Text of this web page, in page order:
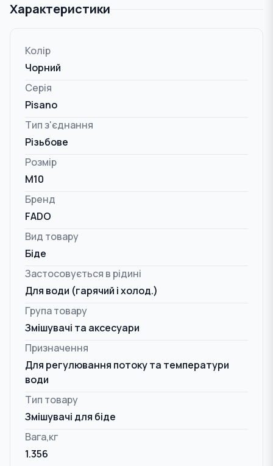
Характеристики
Колір
Чорний
Серія
Pisano
Тип з'єднання
Різьбове
Розмір
M10
Бренд
FADO
Вид товару
Біде
Застосовується в рідині
Для води (гарячий і холод.)
Група товару
Змішувачі та аксесуари
Призначення
Для регулювання потоку та температури
води
Тип товару
Змішувачі для біде
Вага,кг
1.356